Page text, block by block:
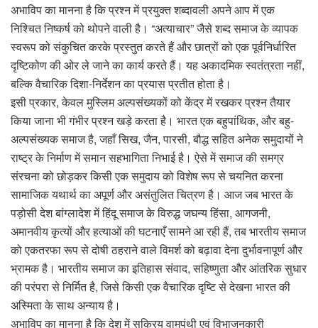
अभाविप का मानना है कि प्रश्न में प्रयुक्त शब्दावली अपने आप में एक
निश्चित निष्कर्ष को थोपने वाली है। “अत्याचार” जैसे शब्द समाज के व्यापक
स्वरूप को संकुचित करके प्रस्तुत करते हैं और छात्रों को एक पूर्वनिर्धारित
दृष्टिकोण की ओर ले जाने का कार्य करते हैं। यह अकादमिक स्वतंत्रता नहीं,
बल्कि वैचारिक दिशा-निर्देशन का प्रयास प्रतीत होता है।
इसी प्रकार, केवल मुस्लिम अल्पसंख्यकों को केंद्र में रखकर प्रश्न तैयार
किया जाना भी गंभीर प्रश्न खड़े करता है। भारत एक बहुपांथिक, और बहु-
अल्पसंख्यक समाज है, जहाँ सिख, जैन, पारसी, बौद्ध सहित अनेक समुदायों ने
राष्ट्र के निर्माण में समान सहभागिता निभाई है। ऐसे में समाज की समग्र
संरचना को छोड़कर किसी एक समुदाय को विशेष रूप से चयनित करना
सामाजिक यथार्थ का अपूर्ण और असंतुलित चित्रण है। आज जब भारत के
पड़ोसी देश बांग्लादेश में हिंदू समाज के विरुद्ध जघन्य हिंसा, आगजनी,
अमानवीय कृत्यों और हत्याओं की घटनाएँ सामने आ रही हैं, तब भारतीय समाज
को एकतरफा रूप से दोषी ठहराने वाले विमर्श को बढ़ावा देना दुर्भावनापूर्ण और
भ्रामक है। भारतीय समाज का इतिहास संवाद, सहिष्णुता और आंतरिक सुधार
की परंपरा से निर्मित है, जिसे किसी एक वैचारिक दृष्टि से देखना भारत की
अस्मिता के साथ अन्याय है।
अभाविप का मानना है कि देश में सक्रिय वामपंथी एवं विभाजनकारी